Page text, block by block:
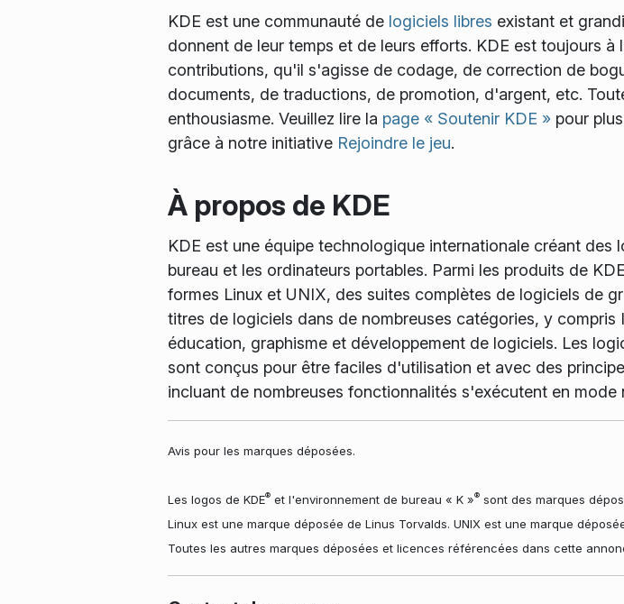
KDE est une communauté de logiciels libres existant et
donnent de leur temps et de leurs efforts. KDE est toujours
contributions, qu'il s'agisse de codage, de correction de
documents, de traductions, de promotion, d'argent, etc.
enthousiasme. Veuillez lire la page « Soutenir KDE »pour plus
grâce à notre initiative Rejoindre le jeu.
À propos de KDE
KDE est une équipe technologique internationale créant
bureau et les ordinateurs portables. Parmi les produits de
formes Linux et UNIX, des suites complètes de logiciels de
titres de logiciels dans de nombreuses catégories, y
éducation, graphisme et développement de logiciels. Les
sont conçus pour être faciles d'utilisation et avec des
incluant de nombreuses fonctionnalités s'exécutent en
Avis pour les marques déposées.
Les logos de KDE®et l'environnement de bureau « K »®sont des marques
Linux est une marque déposée de Linus Torvalds. UNIX est une marque
Toutes les autres marques déposées et licences référencées dans cette